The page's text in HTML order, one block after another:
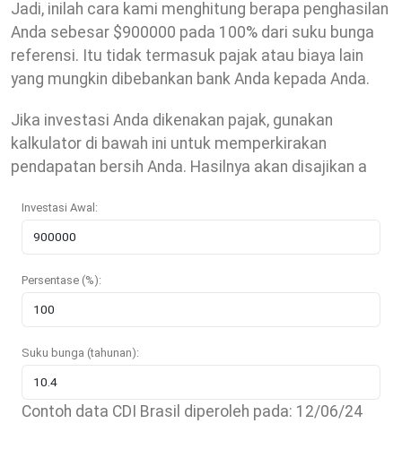
Jadi, inilah cara kami menghitung berapa penghasilan
Anda sebesar $900000 pada 100% dari suku bunga
referensi. Itu tidak termasuk pajak atau biaya lain
yang mungkin dibebankan bank Anda kepada Anda.
Jika investasi Anda dikenakan pajak, gunakan
kalkulator di bawah ini untuk memperkirakan
pendapatan bersih Anda. Hasilnya akan disajikan a
Investasi Awal:
Persentase (%):
Suku bunga (tahunan):
Contoh data CDI Brasil diperoleh pada: 12/06/24